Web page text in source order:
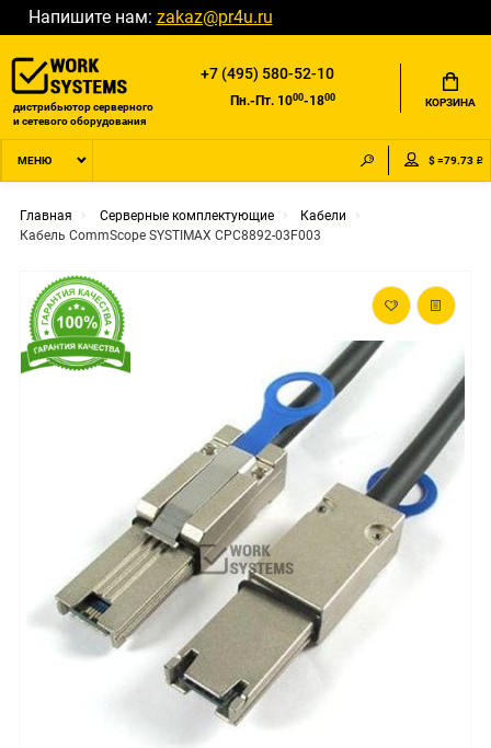
Напишите нам: zakaz@pr4u.ru
дистрибьютор серверного
и сетевого оборудования
+7 (495) 580-52-10
Пн.-Пт. 1000-1800 КОРЗИНА
МЕНЮ $ =79.73 ₽
Главная Серверные комплектующие
Кабели
Кабель CommScope SYSTIMAX CPC8892-03F003